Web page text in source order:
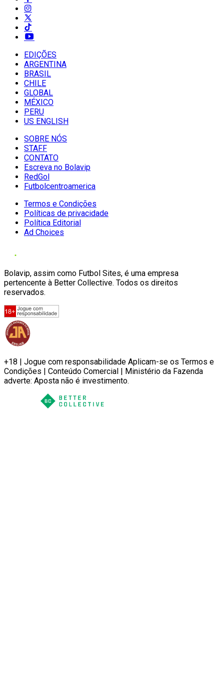
EDIÇÕES
ARGENTINA
BRASIL
CHILE
GLOBAL
MÉXICO
PERU
US ENGLISH
SOBRE NÓS
STAFF
CONTATO
Escreva no Bolavip
RedGol
Futbolcentroamerica
Termos e Condições
Políticas de privacidade
Política Editorial
Ad Choices
Bolavip, assim como Futbol Sites, é uma empresa
pertencente à Better Collective. Todos os direitos
reservados.
+18 | Jogue com responsabilidade Aplicam-se os Termos e
Condições | Conteúdo Comercial | Ministério da Fazenda
adverte: Aposta não é investimento.